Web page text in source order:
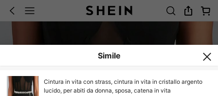
Simile
Cintura in vita con strass, cintura in vita in cristallo argento
lucido, per abiti da donna, sposa, catena in vita